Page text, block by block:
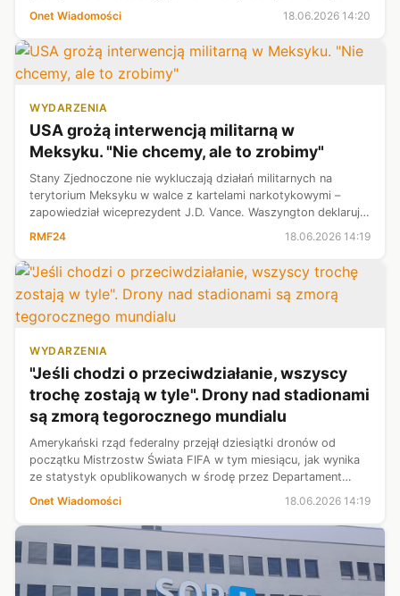
kursu 303 mld zł) i przekroczył już poziom z całego
Onet Wiadomości 18.06.2026 14:20
WYDARZENIA
USA grożą interwencją militarną w
Meksyku. "Nie chcemy, ale to zrobimy"
Stany Zjednoczone nie wykluczają działań militarnych na
terytorium Meksyku w walce z kartelami narkotykowymi –
zapowiedział wiceprezydent J.D. Vance. Waszyngton deklaruje
RMF24 18.06.2026 14:19
WYDARZENIA
"Jeśli chodzi o przeciwdziałanie, wszyscy
trochę zostają w tyle". Drony nad stadionami
są zmorą tegorocznego mundialu
Amerykański rząd federalny przejął dziesiątki dronów od
początku Mistrzostw Świata FIFA w tym miesiącu, jak wynika
ze statystyk opublikowanych w środę przez Departament
Bezpieczeństwa Wewnętrznego (DHS).
Onet Wiadomości 18.06.2026 14:19